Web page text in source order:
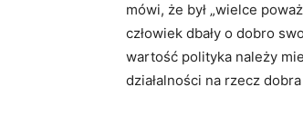
mówi, że był „wielce
człowiek dbały o dobro
wartość polityka należy
działalności na rzecz